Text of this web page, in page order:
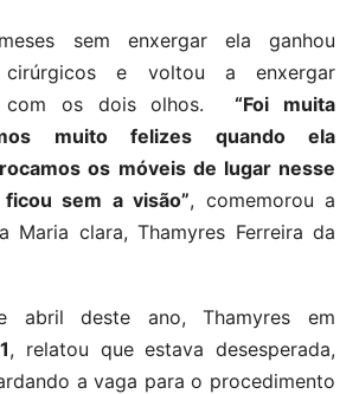
sem enxergar ela ganhou
cirúrgicos e voltou a enxergar
com os dois olhos.“Foi muita
muito felizes quando ela
os móveis de lugar nesse
sem a visão”, comemorou a
Maria clara, Thamyres Ferreira da
abril deste ano, Thamyres em
, relatou que estava desesperada,
a vaga para o procedimento